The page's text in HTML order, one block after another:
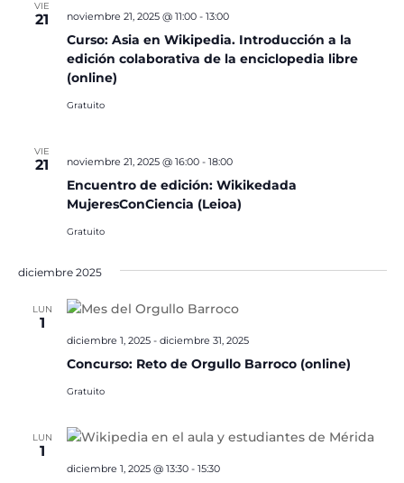
VIE
21
Curso: Asia en Wikipedia. Introducción a la
edición colaborativa de la enciclopedia libre
(online)
noviembre 21, 2025 @ 11:00- 13:00
Gratuito
VIE
21
Encuentro de edición: Wikikedada
MujeresConCiencia (Leioa)
noviembre 21, 2025 @ 16:00- 18:00
Gratuito
diciembre 2025
LUN
1
Concurso: Reto de Orgullo Barroco (online)
diciembre 1, 2025- diciembre 31, 2025
Gratuito
LUN
1
diciembre 1, 2025 @ 13:30- 15:30